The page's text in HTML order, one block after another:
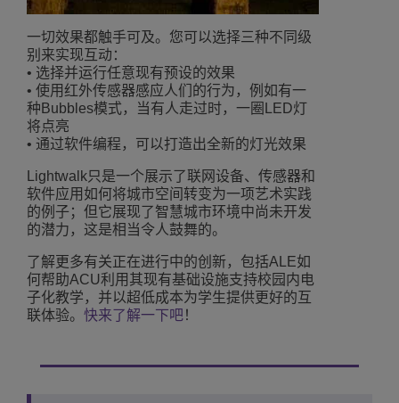
一切效果都触手可及。您可以选择三种不同级
别来实现互动：
• 选择并运行任意现有预设的效果
• 使用红外传感器感应人们的行为，例如有一
种Bubbles模式，当有人走过时，一圈LED灯
将点亮
• 通过软件编程，可以打造出全新的灯光效果
Lightwalk只是一个展示了联网设备、传感器和
软件应用如何将城市空间转变为一项艺术实践
的例子；但它展现了智慧城市环境中尚未开发
的潜力，这是相当令人鼓舞的。
了解更多有关正在进行中的创新，包括ALE如
何帮助ACU利用其现有基础设施支持校园内电
子化教学，并以超低成本为学生提供更好的互
联体验。 快来了解一下吧！